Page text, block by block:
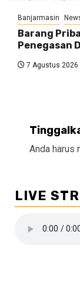
Banjarmasin
Barang
Penegasan
7 Agustus 2026
Anda harus
LIVE